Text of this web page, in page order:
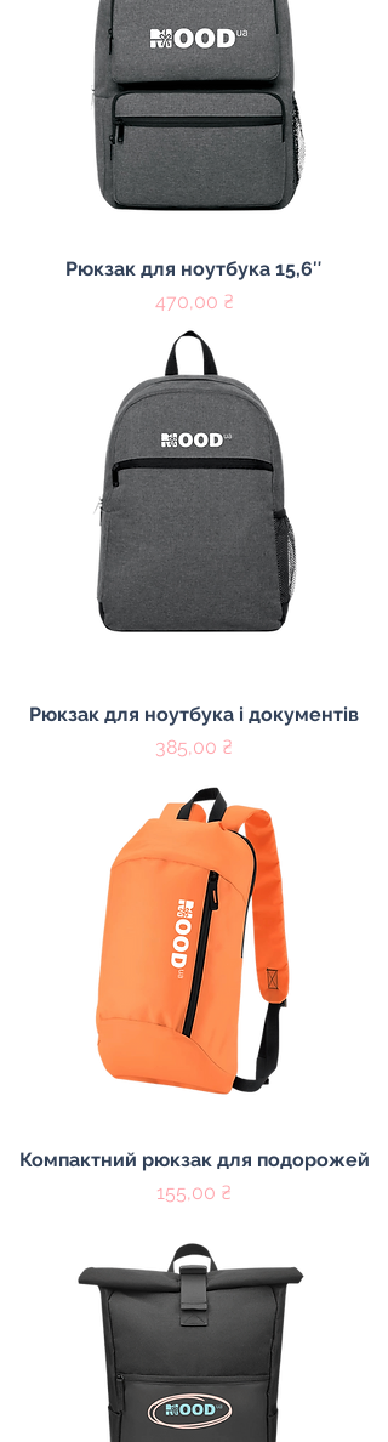
Рюкзак для ноутбука 15,6″
Ціна
470,00 ₴
Рюкзак для ноутбука і документів
Ціна
385,00 ₴
Компактний рюкзак для подорожей
Ціна
155,00 ₴